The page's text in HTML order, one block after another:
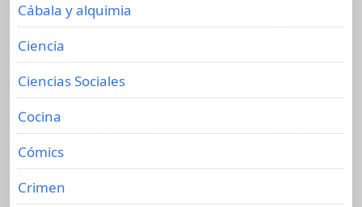
Cábala y alquimia
Ciencia
Ciencias Sociales
Cocina
Cómics
Crimen